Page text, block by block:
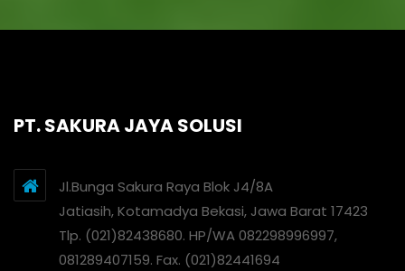
PT. SAKURA JAYA SOLUSI
Jl.Bunga Sakura Raya Blok J4/8A
Jatiasih, Kotamadya Bekasi, Jawa Barat 17423
Tlp. (021)82438680. HP/WA 082298996997,
081289407159. Fax. (021)82441694